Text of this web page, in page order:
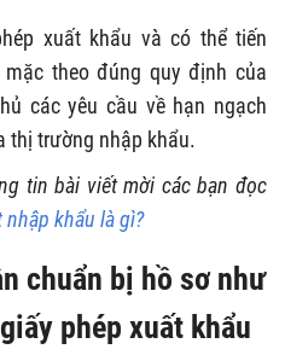
xuất khẩu và có thể tiến
theo đúng quy định của
các yêu cầu về hạn ngạch
thị trường nhập khẩu.
tin bài viết mời các bạn đọc
nhập khẩu là gì?
chuẩn bị hồ sơ như
phép xuất khẩu